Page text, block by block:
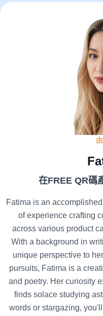
在FREE QR碼
Fatima is an
of experience crafting
across various product
With a background in
unique perspective to
pursuits, Fatima is a
and poetry. Her curiosity
finds solace studying
words or stargazing,